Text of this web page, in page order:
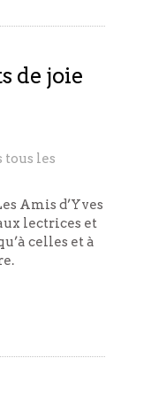
de joie
tous les
Amis d’Yves
lectrices et
celles et à